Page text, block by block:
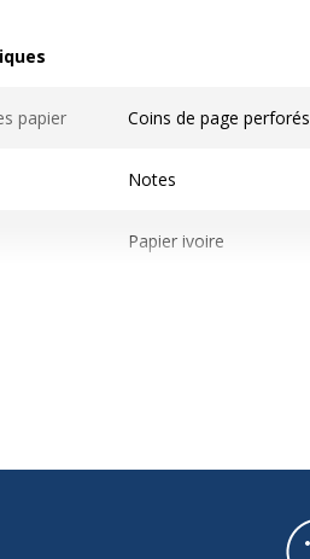
papier Coins de page perforés
Notes
Papier ivoire